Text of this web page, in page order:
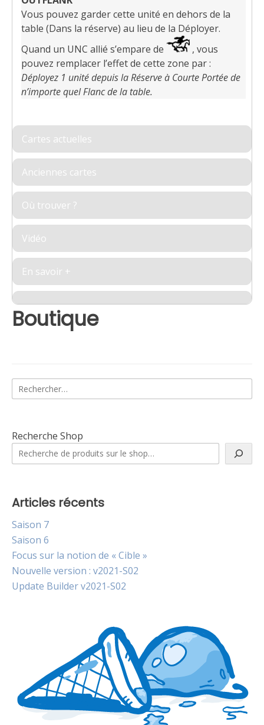
Vous pouvez garder cette unité en dehors de la
table (Dans la réserve) au lieu de la Déployer.
Quand un UNC allié s’empare de
, vous
pouvez remplacer l’effet de cette zone par :
Déployez 1 unité depuis la Réserve à Courte Portée de
n’importe quel Flanc de la table.
Cartes actuelles
Anciennes cartes
Où trouver ?
Vidéo
En savoir +
Boutique
Rechercher :
Recherche Shop
Articles récents
Saison 7
Saison 6
Focus sur la notion de « Cible »
Nouvelle version : v2021-S02
Update Builder v2021-S02